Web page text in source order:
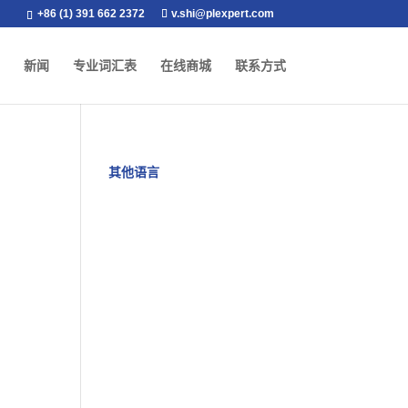
+86 (1) 391 662 2372 v.shi@plexpert.com
新闻 专业词汇表 在线商城 联系方式
其他语言